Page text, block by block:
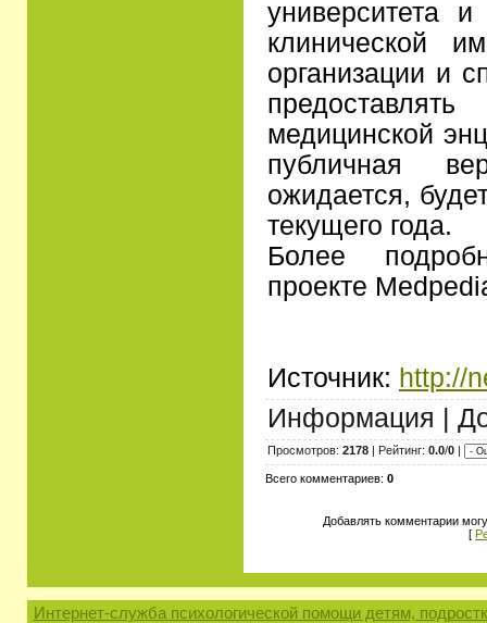
университета
клинической
организации и
медицинской
публичная
ожидается,
текущего года.
Более
проекте
Источник: http://
Информация |
Просмотров: 2178 | Рейтинг: 0.0/0 |
Всего комментариев: 0
Добавлять комментарии
[
Интернет-служба психологической помощи детям,